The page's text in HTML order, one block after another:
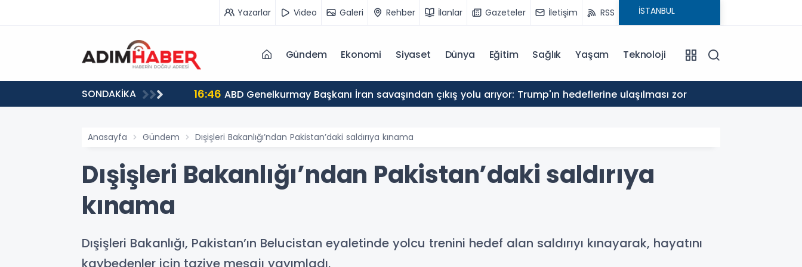
Yazarlar Video Galeri Rehber İlanlar Gazeteler İletişim RSS
Gündem Ekonomi Siyaset Dünya Eğitim Sağlık Yaşam Teknoloji
SONDAKİKA 16:46 ABD Genelkurmay Başkanı İran savaşından çıkış yolu arıyor: Trump'ın hedeflerine ulaşılması zor
Anasayfa Gündem Dışişleri Bakanlığı’ndan Pakistan’daki saldırıya kınama
Dışişleri Bakanlığı’ndan Pakistan’daki saldırıya
kınama
Dışişleri Bakanlığı, Pakistan’ın Belucistan eyaletinde yolcu trenini hedef alan saldırıyı kınayarak, hayatını
kaybedenler için taziye mesajı yayımladı.